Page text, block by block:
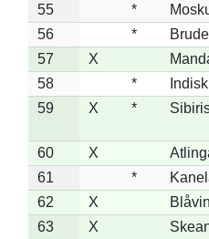
55
*
56
*
57
X
58
*
59
X *
60 X
61
*
62
X
63
X